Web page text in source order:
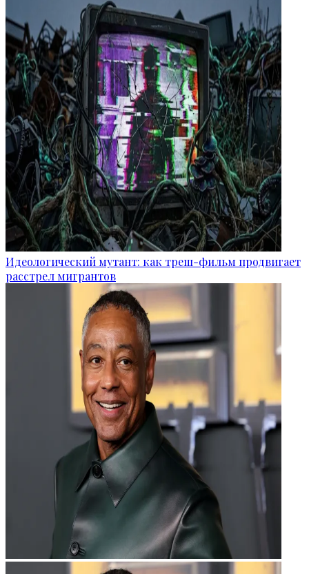
Идеологический мутант: как треш-фильм продвигает
расстрел мигрантов